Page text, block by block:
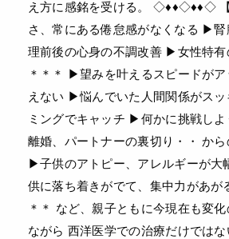
え方に感銘を受ける。 ◇♦♦◇♦♦◇
さ、常にある倦怠感がなくなる ▶︎
理前後の心身の不調改善 ▶︎女性特
＊＊＊ ▶︎望みを叶えるスピードが
えない ▶︎悩んでいた人間関係がス
ミングでキャッチ ▶︎何かに挑戦し
離婚、パートナーの裏切り・・ か
▶︎子供のアトピー、アレルギーが
供に落ち着きがでて、集中力があ
＊＊ など、親子ともに今現在も変
ながら 西洋医学での治療だけでは